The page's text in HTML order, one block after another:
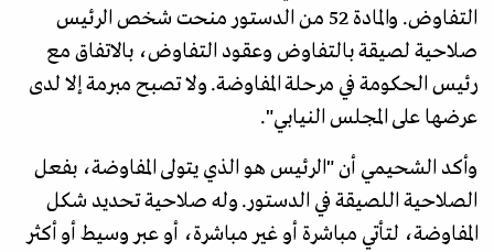
التفاوض. والمادة 52 من الدستور منحت شخص الرئيس
صلاحية لصيقة بالتفاوض وعقود التفاوض، بالاتفاق مع
رئيس الحكومة في مرحلة المفاوضة. ولا تصبح مبرمة إلا لدى
عرضها على المجلس النيابي".
وأكد الشحيمي أن "الرئيس هو الذي يتولى المفاوضة، بفعل
الصلاحية اللصيقة في الدستور. وله صلاحية تحديد شكل
المفاوضة، لتأتي مباشرة أو غير مباشرة، أو عبر وسيط أو أكثر